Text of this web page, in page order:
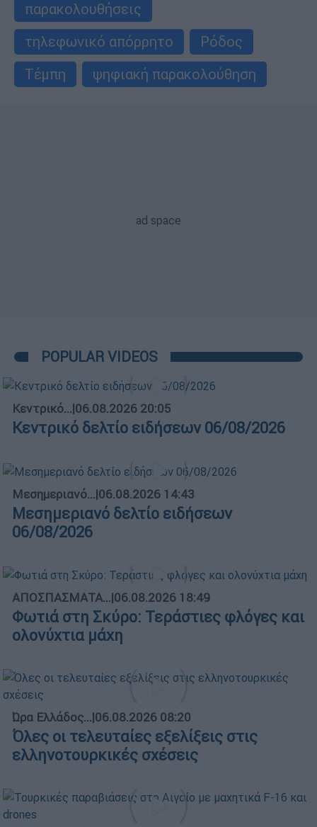
παρακολουθήσεις
τηλεφωνικό απόρρητο
Ρόδος
Τέμπη
ψηφιακή παρακολούθηση
POPULAR VIDEOS
Κεντρικό...|06.08.2026 20:05
Κεντρικό δελτίο ειδήσεων 06/08/2026
Μεσημεριανό...|06.08.2026 14:43
Μεσημεριανό δελτίο ειδήσεων
06/08/2026
ΑΠΟΣΠΑΣΜΑΤΑ...|06.08.2026 18:49
Φωτιά στη Σκύρο: Τεράστιες φλόγες και
ολονύχτια μάχη
Ώρα Ελλάδος...|06.08.2026 08:20
Όλες οι τελευταίες εξελίξεις στις
ελληνοτουρκικές σχέσεις